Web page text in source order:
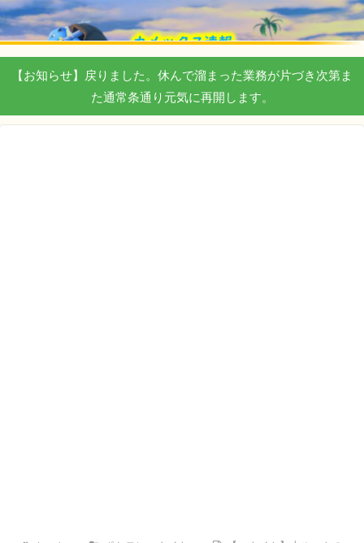
【お知らせ】戻りました。休んで溜まった業務が片づき次第ま
た通常条通り元気に再開します。